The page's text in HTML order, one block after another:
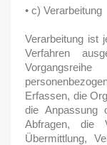
• c) Verarbeitung
Verarbeitung ist
Verfahren
Erfassen, die
die Anpassung
Abfragen, die
Übermittlung,